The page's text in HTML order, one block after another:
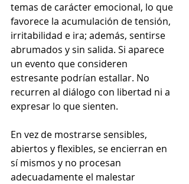
temas de carácter emocional, lo que
favorece la acumulación de tensión,
irritabilidad e ira; además, sentirse
abrumados y sin salida. Si aparece
un evento que consideren
estresante podrían estallar. No
recurren al diálogo con libertad ni a
expresar lo que sienten.
En vez de mostrarse sensibles,
abiertos y flexibles, se encierran en
sí mismos y no procesan
adecuadamente el malestar